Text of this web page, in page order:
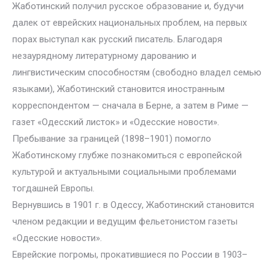
Жаботинский получил русское образование и, будучи
далек от еврейских национальных проблем, на первых
порах выступал как русский писатель. Благодаря
незаурядному литературному дарованию и
лингвистическим способностям (свободно владел семью
языками), Жаботинский становится иностранным
корреспондентом — сначала в Берне, а затем в Риме —
газет «Одесский листок» и «Одесские новости».
Пребывание за границей (1898–1901) помогло
Жаботинскому глубже познакомиться с европейской
культурой и актуальными социальными проблемами
тогдашней Европы.
Вернувшись в 1901 г. в Одессу, Жаботинский становится
членом редакции и ведущим фельетонистом газеты
«Одесские новости».
Еврейские погромы, прокатившиеся по России в 1903–